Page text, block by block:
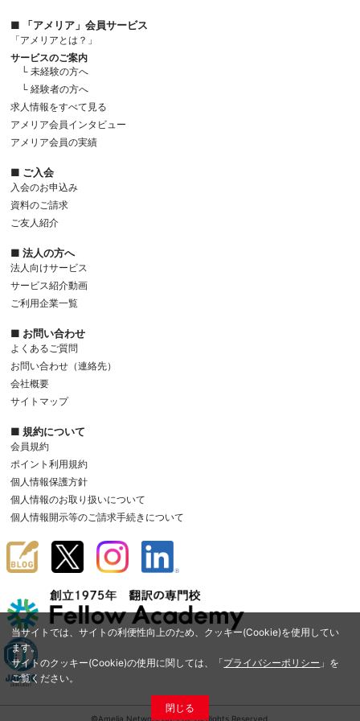
当サイトでは、サイトの利便性向上のため、クッキー(Cookie)を使用してい
ます。
サイトのクッキー(Cookie)の使用に関しては、「プライバシーポリシー 」を
ご覧ください。
閉じる
■ 「アメリア」会員サービス
「アメリアとは？」
サービスのご案内
└ 未経験の方へ
└ 経験者の方へ
求人情報をすべて見る
アメリア会員インタビュー
アメリア会員の実績
■ ご入会
入会のお申込み
資料のご請求
ご友人紹介
■ 法人の方へ
法人向けサービス
サービス紹介動画
ご利用企業一覧
■ お問い合わせ
よくあるご質問
お問い合わせ（連絡先）
会社概要
サイトマップ
■ 規約について
会員規約
ポイント利用規約
個人情報保護方針
個人情報のお取り扱いについて
個人情報開示等のご請求手続きについて
©Amelia Network Co.,Ltd. All Rights Reserved.